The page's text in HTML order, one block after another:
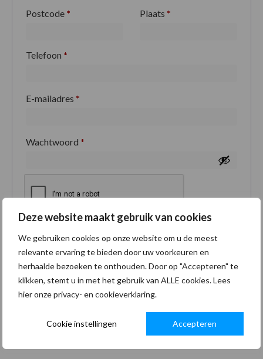
Deze website maakt gebruik van cookies
We gebruiken cookies op onze website om u de meest
relevante ervaring te bieden door uw voorkeuren en
herhaalde bezoeken te onthouden. Door op "Accepteren" te
klikken, stemt u in met het gebruik van ALLE cookies. Lees
hier onze privacy- en cookieverklaring.
Cookie instellingen Accepteren
Postcode * Plaats *
Telefoon *
E-mailadres *
Wachtwoord *
Je persoonlijke gegevens worden gebruikt om je
ervaring op deze site te ondersteunen, om toegang
tot je account te beheren en voor andere doeleinden
zoals omschreven in onzeprivacybeleid.